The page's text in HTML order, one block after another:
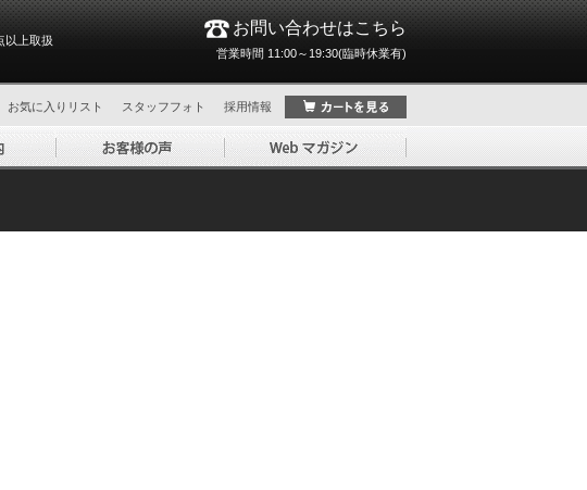
以上取扱
お問い合わせはこちら
営業時間 11:00～19:30(臨時休業有)
お気に入りリスト スタッフフォト 採用情報